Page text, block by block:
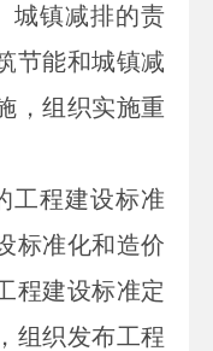
城镇减排的责
节能和城镇减
，组织实施重
工程建设标准
标准化和造价
程建设标准定
组织发布工程